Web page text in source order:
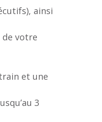
ainsi
de votre
et une
3